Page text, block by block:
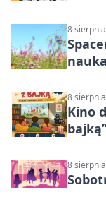
8
8
Kino
8